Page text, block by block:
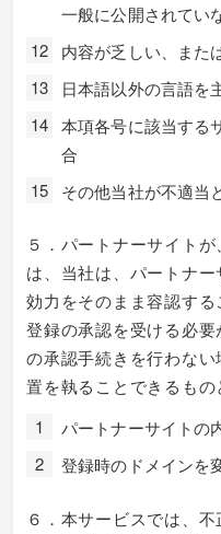
一般に公開されてい
内容が乏しい、また
日本語以外の言語を
本項各号に該当する
合
その他当社が不適当
５．パートナーサイト
は、当社は、パートナ
効力をそのまま容認す
登録の承認を受ける必
の承認手続きを行わな
置を執ることできるもの
パートナーサイトの
登録時のドメインを
６．本サービスでは、